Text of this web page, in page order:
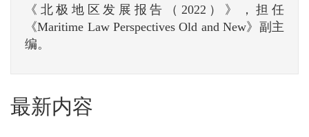
《北极地区发展报告（2022）》，担任
《Maritime Law Perspectives Old and New》副主
编。
最新内容